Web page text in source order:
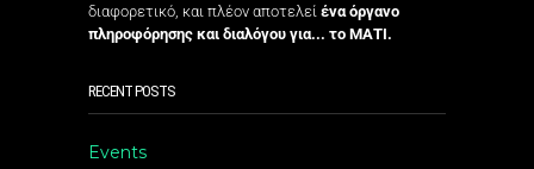
διαφορετικό, και πλέον αποτελεί ένα όργανο
πληροφόρησης και διαλόγου για... το ΜΑΤΙ.
RECENT POSTS
Events